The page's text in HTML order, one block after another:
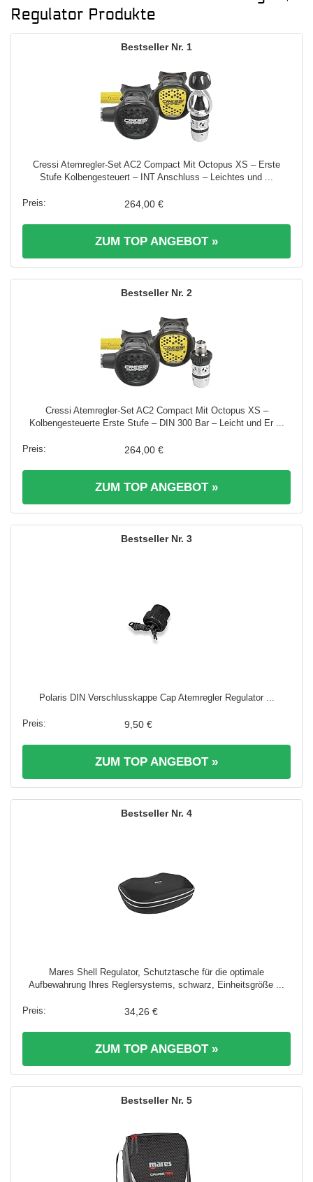
Regulator Produkte
1
Cressi Atemregler-Set AC2 Compact Mit Octopus XS – Erste
Stufe Kolbengesteuert – INT Anschluss – Leichtes und ...
264,00 €
ZUM TOP ANGEBOT »
2
Cressi Atemregler-Set AC2 Compact Mit Octopus XS –
Kolbengesteuerte Erste Stufe – DIN 300 Bar – Leicht und Er ...
264,00 €
ZUM TOP ANGEBOT »
3
Polaris DIN Verschlusskappe Cap Atemregler Regulator ...
9,50 €
ZUM TOP ANGEBOT »
4
Mares Shell Regulator, Schutztasche für die optimale
Aufbewahrung Ihres Reglersystems, schwarz, Einheitsgröße ...
34,26 €
ZUM TOP ANGEBOT »
5